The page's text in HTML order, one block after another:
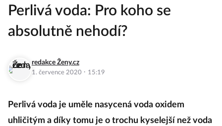
Perlivá voda: Pro koho se
absolutně nehodí?
redakce Ženy.cz
1. července 2020 · 15:19
Perlivá voda je uměle nasycená voda oxidem
uhličitým a díky tomu je o trochu kyselejší než voda